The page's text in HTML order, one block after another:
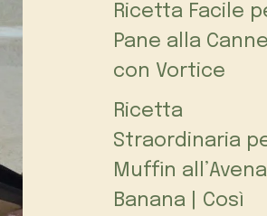
Ricetta Facile
Pane alla
con Vortice
Ricetta
Straordinaria
Muffin
Banana | Così